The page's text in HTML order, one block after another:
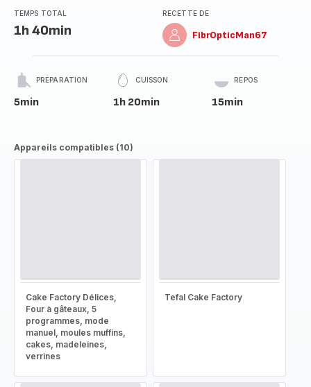
TEMPS TOTAL
1h 40min
RECETTE DE
FibrOpticMan67
PRÉPARATION
5min
CUISSON
1h 20min
REPOS
15min
Appareils compatibles (10)
Cake Factory Délices,
Four à gâteaux, 5
programmes, mode
manuel, moules muffins,
cakes, madeleines,
verrines
Tefal Cake Factory